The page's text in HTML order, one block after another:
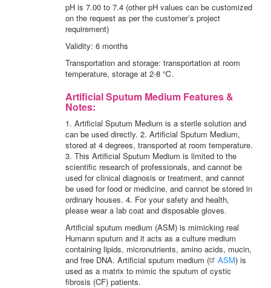
pH is 7.00 to 7.4 (other pH values can be customized
on the request as per the customer’s project
requirement)
Validity: 6 months
Transportation and storage: transportation at room
temperature, storage at 2-8 ℃.
Artificial Sputum Medium Features &
Notes:
1. Artificial Sputum Medium is a sterile solution and
can be used directly. 2. Artificial Sputum Medium,
stored at 4 degrees, transported at room temperature.
3. This Artificial Sputum Medium is limited to the
scientific research of professionals, and cannot be
used for clinical diagnosis or treatment, and cannot
be used for food or medicine, and cannot be stored in
ordinary houses. 4. For your safety and health,
please wear a lab coat and disposable gloves.
Artificial sputum medium (ASM) is mimicking real
Humann sputum and it acts as a culture medium
containing lipids, micronutrients, amino acids, mucin,
and free DNA. Artificial sputum medium (
ASM) is
used as a matrix to mimic the sputum of cystic
fibrosis (CF) patients.